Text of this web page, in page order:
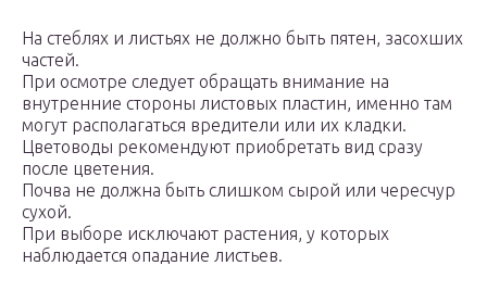
На стеблях и листьях не должно быть пятен, засохших
частей.
При осмотре следует обращать внимание на
внутренние стороны листовых пластин, именно там
могут располагаться вредители или их кладки.
Цветоводы рекомендуют приобретать вид сразу
после цветения.
Почва не должна быть слишком сырой или чересчур
сухой.
При выборе исключают растения, у которых
наблюдается опадание листьев.